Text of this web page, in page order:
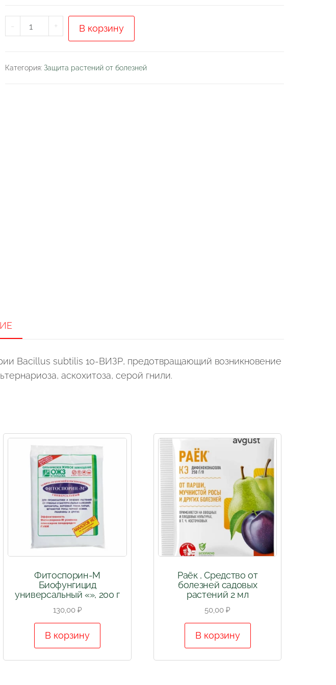
-
Количество
товара
-
+ В корзину
Категория: Защита растений от болезней
Bacillus subtilis 10-ВИЗР, предотвращающий возникновение
аскохитоза, серой гнили.
Фитоспорин-М
Биофунгицид
универсальный «», 200 г
130,00 ₽
В корзину
Раёк , Средство от
болезней садовых
растений 2 мл
50,00₽
В корзину